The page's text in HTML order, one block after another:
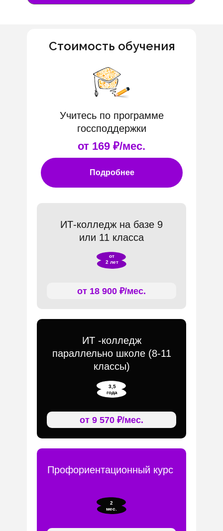
ИТ-колледж на базе 9
или 11 класса
Стоимость обучения
от
2 лет
ИТ -колледж
параллельно школе (8-11
классы)
от 9 570 ₽/мес.
3,5
года
2
мес.
Профориентационный курс
от 18 900 ₽/мес.
Подробнее
Учитесь по программе
госсподдержки
от 169 ₽/мес.